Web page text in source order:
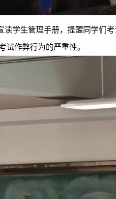
读学生管理手册，提醒同学们
试作弊行为的严重性。